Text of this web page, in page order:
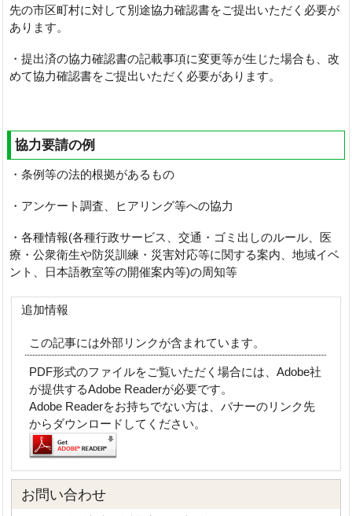
先の市区町村に対して別途協力確認書をご提出いただく必要が
あります。
・提出済の協力確認書の記載事項に変更等が生じた場合も、改
めて協力確認書をご提出いただく必要があります。
協力要請の例
・条例等の法的根拠があるもの
・アンケート調査、ヒアリング等への協力
・各種情報(各種行政サービス、交通・ゴミ出しのルール、医
療・公衆衛生や防災訓練・災害対応等に関する案内、地域イベ
ント、日本語教室等の開催案内等)の周知等
追加情報
この記事には外部リンクが含まれています。
PDF形式のファイルをご覧いただく場合には、Adobe社
が提供するAdobe Readerが必要です。
Adobe Readerをお持ちでない方は、バナーのリンク先
からダウンロードしてください。
お問い合わせ